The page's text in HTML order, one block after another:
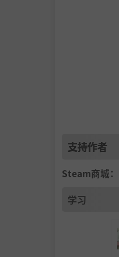
支持作者
Steam商城：
学习